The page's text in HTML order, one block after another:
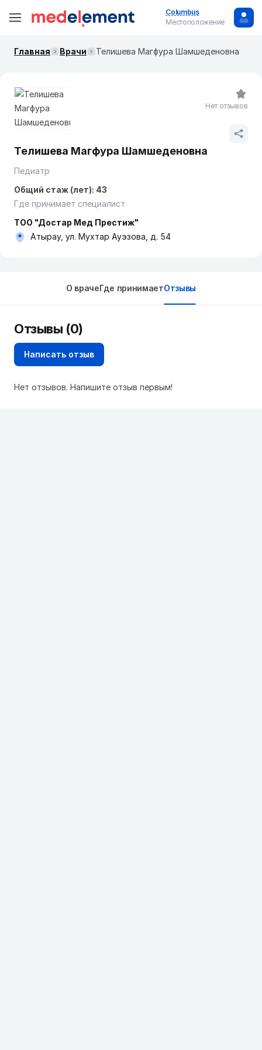
Columbus
Местоположение
Главная Врачи Телишева Магфура Шамшеденовна
Телишева Магфура Шамшеденовна
Педиатр
Общий стаж (лет): 43
Где принимает специалист
ТОО "Достар Мед Престиж"
Атырау, ул. Мухтар Ауэзова, д. 54
Нет отзывов
О врачеГде принимаетОтзывы
Отзывы (0)
Написать отзыв
Нет отзывов. Напишите отзыв первым!